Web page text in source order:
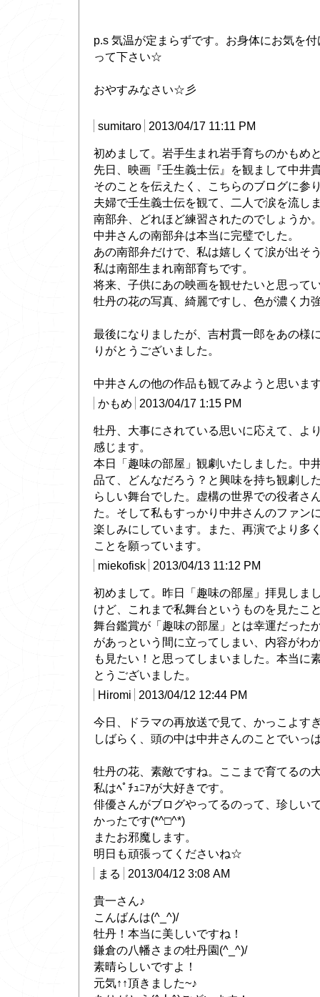
p.s 気温が定まらずです。お身体にお気を
って下さい☆
おやすみなさい☆彡
sumitaro 2013/04/17 11:11 PM
初めまして。岩手生まれ岩手育ちのかもめ
先日、映画『壬生義士伝』を観まして中井
そのことを伝えたく、こちらのブログに参
夫婦で壬生義士伝を観て、二人で涙を流し
南部弁、どれほど練習されたのでしょうか
中井さんの南部弁は本当に完璧でした。
あの南部弁だけで、私は嬉しくて涙が出そ
私は南部生まれ南部育ちです。
将来、子供にあの映画を観せたいと思って
牡丹の花の写真、綺麗ですし、色が濃く力
最後になりましたが、吉村貫一郎をあの様
りがとうございました。
中井さんの他の作品も観てみようと思いま
かもめ
2013/04/17 1:15 PM
牡丹、大事にされている思いに応えて、よ
感じます。
本日「趣味の部屋」観劇いたしました。中
品て、どんなだろう？と興味を持ち観劇し
らしい舞台でした。虚構の世界での役者さ
た。そして私もすっかり中井さんのファン
楽しみにしています。また、再演でより多
ことを願っています。
miekofisk
2013/04/13 11:12 PM
初めまして。昨日「趣味の部屋」拝見しま
けど、これまで私舞台というものを見たこ
舞台鑑賞が「趣味の部屋」とは幸運だった
があっという間に立ってしまい、内容がわ
も見たい！と思ってしまいました。本当に
とうございました。
Hiromi
2013/04/12 12:44 PM
今日、ドラマの再放送で見て、かっこよす
しばらく、頭の中は中井さんのことでいっ
牡丹の花、素敵ですね。ここまで育てるの
私はﾍﾟﾁｭﾆｱが大好きです。
俳優さんがブログやってるのって、珍しい
かったです(*^□^*)
またお邪魔します。
明日も頑張ってくださいね☆
まる
2013/04/12 3:08 AM
貴一さん♪
こんばんは(^_^)/
牡丹！本当に美しいですね！
鎌倉の八幡さまの牡丹園(^_^)/
素晴らしいですよ！
元気↑↑頂きました~♪